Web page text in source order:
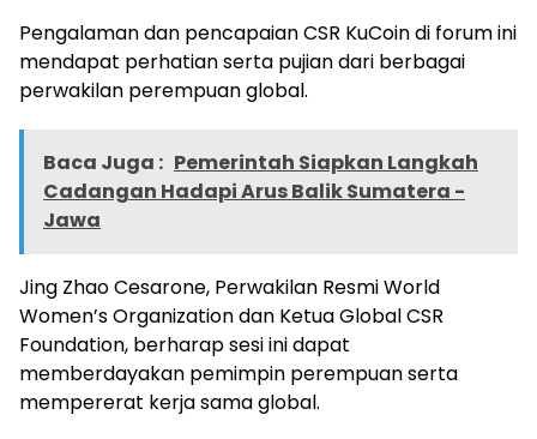
Pengalaman dan pencapaian CSR KuCoin di forum ini
mendapat perhatian serta pujian dari berbagai
perwakilan perempuan global.
Baca Juga : Pemerintah Siapkan Langkah
Cadangan Hadapi Arus Balik Sumatera -
Jawa
Jing Zhao Cesarone, Perwakilan Resmi World
Women’s Organization dan Ketua Global CSR
Foundation, berharap sesi ini dapat
memberdayakan pemimpin perempuan serta
mempererat kerja sama global.